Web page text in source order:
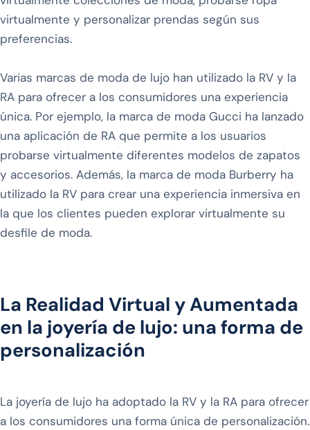
virtualmente y personalizar prendas según sus
preferencias.
Varias marcas de moda de lujo han utilizado la RV y la
RA para ofrecer a los consumidores una experiencia
única. Por ejemplo, la marca de moda Gucci ha lanzado
una aplicación de RA que permite a los usuarios
probarse virtualmente diferentes modelos de zapatos
y accesorios. Además, la marca de moda Burberry ha
utilizado la RV para crear una experiencia inmersiva en
la que los clientes pueden explorar virtualmente su
desfile de moda.
La Realidad Virtual y Aumentada
en la joyería de lujo: una forma de
personalización
La joyería de lujo ha adoptado la RV y la RA para ofrecer
a los consumidores una forma única de personalización.